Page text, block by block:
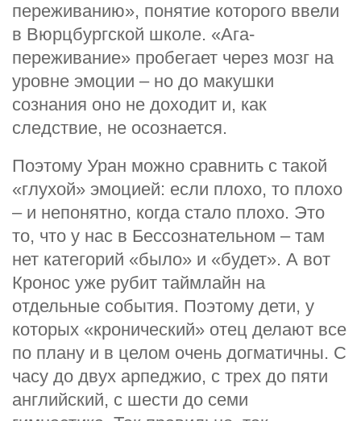
переживанию», понятие которого ввели
в Вюрцбургской школе. «Ага-
переживание» пробегает через мозг на
уровне эмоции – но до макушки
сознания оно не доходит и, как
следствие, не осознается.
Поэтому Уран можно сравнить с такой
«глухой» эмоцией: если плохо, то плохо
– и непонятно, когда стало плохо. Это
то, что у нас в Бессознательном – там
нет категорий «было» и «будет». А вот
Кронос уже рубит таймлайн на
отдельные события. Поэтому дети, у
которых «кронический» отец делают все
по плану и в целом очень догматичны. С
часу до двух арпеджио, с трех до пяти
английский, с шести до семи